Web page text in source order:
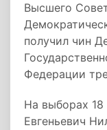
Высшего
получил чин
Федерации
На выборах 18
Евгеньевич